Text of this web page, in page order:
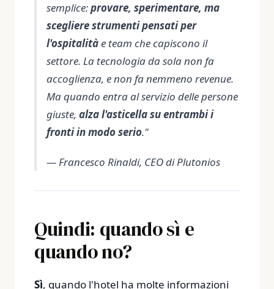
semplice:provare, sperimentare, ma
scegliere strumenti pensati per
l'ospitalitàe team che capiscono il
settore. La tecnologia da sola non fa
accoglienza, e non fa nemmeno revenue.
Ma quando entra al servizio delle persone
giuste, alza l'asticella su entrambi i
fronti in modo serio."
— Francesco Rinaldi, CEO di Plutonios
Quindi: quando sì e
quando no?
Sì, quando l'hotel ha molte informazioni